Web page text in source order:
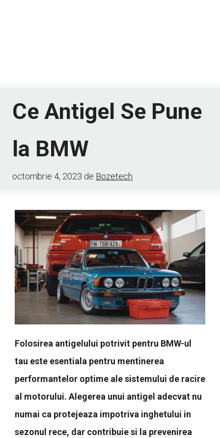
Ce Antigel Se Pune
la BMW
octombrie 4, 2023 de Bozetech
Folosirea antigelului potrivit pentru BMW-ul
tau este esentiala pentru mentinerea
performantelor optime ale sistemului de racire
al motorului. Alegerea unui antigel adecvat nu
numai ca protejeaza impotriva inghetului in
sezonul rece, dar contribuie si la prevenirea